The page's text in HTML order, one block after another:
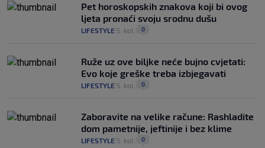
Pet horoskopskih znakova koji bi ovog
ljeta pronaći svoju srodnu dušu
LIFESTYLE 5. kol. 0
Ruže uz ove biljke neće bujno cvjetati:
Evo koje greške treba izbjegavati
LIFESTYLE 5. kol. 0
Zaboravite na velike račune: Rashladite
dom pametnije, jeftinije i bez klime
LIFESTYLE 5. kol. 0